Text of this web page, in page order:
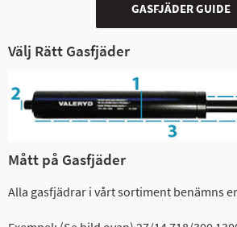
GASFJÄDER GUIDE
Välj Rätt Gasfjäder
Mått på Gasfjäder
Alla gasfjädrar i vårt sortiment benämns